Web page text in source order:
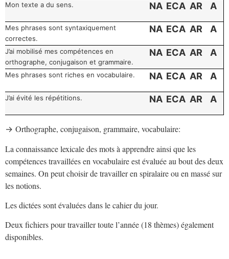
Mon texte a du sens. NA ECA AR A
Mes phrases sont syntaxiquement
correctes.
NA ECA AR A
J’ai mobilisé mes compétences en
orthographe, conjugaison et grammaire.
NA ECA AR A
Mes phrases sont riches en vocabulaire. NA ECA AR A
J’ai évité les répétitions. NA ECA AR A
→ Orthographe, conjugaison, grammaire, vocabulaire:
La connaissance lexicale des mots à apprendre ainsi que les
compétences travaillées en vocabulaire est évaluée au bout des deux
semaines. On peut choisir de travailler en spiralaire ou en massé sur
les notions.
Les dictées sont évaluées dans le cahier du jour.
Deux fichiers pour travailler toute l’année (18 thèmes) également
disponibles.